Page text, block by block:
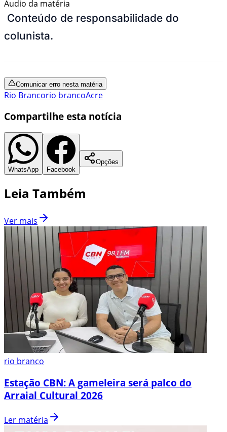
Áudio da matéria
Conteúdo de responsabilidade do
colunista.
Comunicar erro nesta matéria
Rio Brancorio brancoAcre
Compartilhe esta notícia
WhatsApp Facebook
Opções
Leia Também
Ver mais
rio branco
Estação CBN: A gameleira será palco do
Arraial Cultural 2026
Ler matéria